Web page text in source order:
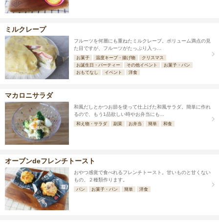
ミルクレープ
フルーツを何層にも重ねたミルクレープ。ボリューム満点の見
た目ですが、フルーツがたっぷり入っ...
お菓子 温度キープ・揚げ物
クリスマス
お誕生日・パーティー
その他イベント
お菓子・パン
おもてなし
イベント 洋食
マカロニサラダ
和風だしとかつお節を使って仕上げた和風サラダ。簡単に作れ
るので、もう1品欲しい時やお弁当にも...
和え物・サラダ 副菜 お弁当 簡単 和食
オーブンdeフレンチトースト
おやつ感覚で食べれるフレンチトースト。甘いものと甘くない
もの、２種類作ります。
パン お菓子・パン 簡単 洋食